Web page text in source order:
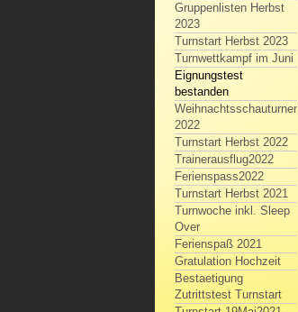
Gruppenlisten Herbst
2023
Turnstart Herbst 2023
Turnwettkampf im Juni
Eignungstest
bestanden
Weihnachtsschauturnen
2022
Turnstart Herbst 2022
Trainerausflug2022
Ferienspass2022
Turnstart Herbst 2021
Turnwoche inkl. Sleep
Over
Ferienspaß 2021
Gratulation Hochzeit
Bestaetigung
Zutrittstest Turnstart